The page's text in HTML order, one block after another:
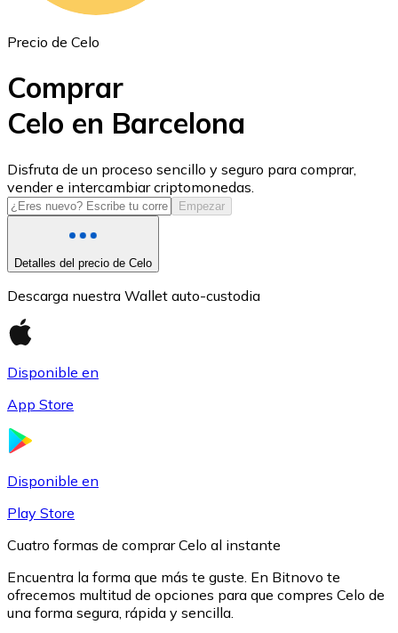
USD Coin
USDC
Precio de Celo
Comprar
Celo en Barcelona
Disfruta de un proceso sencillo y seguro para comprar,
vender e intercambiar criptomonedas.
Empezar
Detalles del precio de Celo
Descarga nuestra Wallet auto-custodia
Disponible en
App Store
Disponible en
Play Store
Cuatro formas de comprar Celo al instante
Encuentra la forma que más te guste. En Bitnovo te
ofrecemos multitud de opciones para que compres Celo de
una forma segura, rápida y sencilla.